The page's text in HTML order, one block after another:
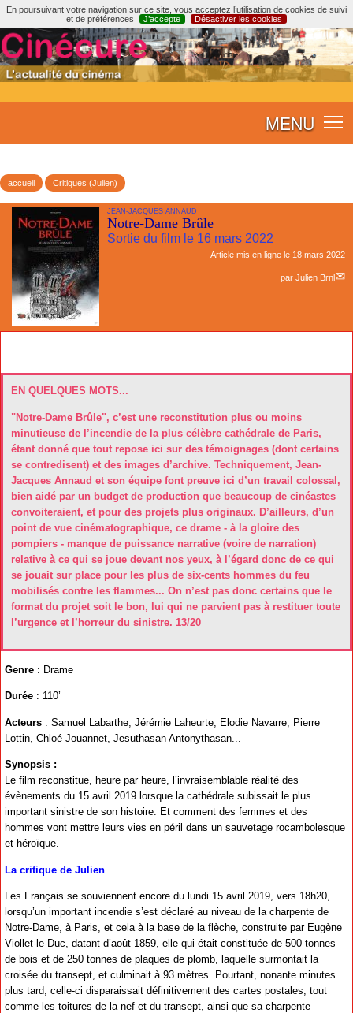
En poursuivant votre navigation sur ce site, vous acceptez l’utilisation de cookies de suivi
et de préférences
J’accepte Désactiver les cookies
MENU
accueil Critiques (Julien)
JEAN-JACQUES ANNAUD
Notre-Dame Brûle
Sortie du film le 16 mars 2022
Article mis en ligne le 18 mars 2022
par Julien Brnl
EN QUELQUES MOTS...
"Notre-Dame Brûle", c’est une reconstitution plus ou moins
minutieuse de l’incendie de la plus célèbre cathédrale de Paris,
étant donné que tout repose ici sur des témoignages (dont certains
se contredisent) et des images d’archive. Techniquement, Jean-
Jacques Annaud et son équipe font preuve ici d’un travail colossal,
bien aidé par un budget de production que beaucoup de cinéastes
convoiteraient, et pour des projets plus originaux. D’ailleurs, d’un
point de vue cinématographique, ce drame - à la gloire des
pompiers - manque de puissance narrative (voire de narration)
relative à ce qui se joue devant nos yeux, à l’égard donc de ce qui
se jouait sur place pour les plus de six-cents hommes du feu
mobilisés contre les flammes... On n’est pas donc certains que le
format du projet soit le bon, lui qui ne parvient pas à restituer toute
l’urgence et l’horreur du sinistre. 13/20
Genre : Drame
Durée : 110’
Acteurs : Samuel Labarthe, Jérémie Laheurte, Elodie Navarre, Pierre
Lottin, Chloé Jouannet, Jesuthasan Antonythasan...
Synopsis :
Le film reconstitue, heure par heure, l’invraisemblable réalité des
évènements du 15 avril 2019 lorsque la cathédrale subissait le plus
important sinistre de son histoire. Et comment des femmes et des
hommes vont mettre leurs vies en péril dans un sauvetage rocambolesque
et héroïque.
La critique de Julien
Les Français se souviennent encore du lundi 15 avril 2019, vers 18h20,
lorsqu’un important incendie s’est déclaré au niveau de la charpente de
Notre-Dame, à Paris, et cela à la base de la flèche, construite par Eugène
Viollet-le-Duc, datant d’août 1859, elle qui était constituée de 500 tonnes
de bois et de 250 tonnes de plaques de plomb, laquelle surmontait la
croisée du transept, et culminait à 93 mètres. Pourtant, nonante minutes
plus tard, celle-ci disparaissait définitivement des cartes postales, tout
comme les toitures de la nef et du transept, ainsi que sa charpente